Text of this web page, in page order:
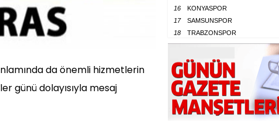
da önemli hizmetlerin
günü dolayısıyla mesaj
16
KONYASPOR
17
SAMSUNSPOR
18
TRABZONSPOR